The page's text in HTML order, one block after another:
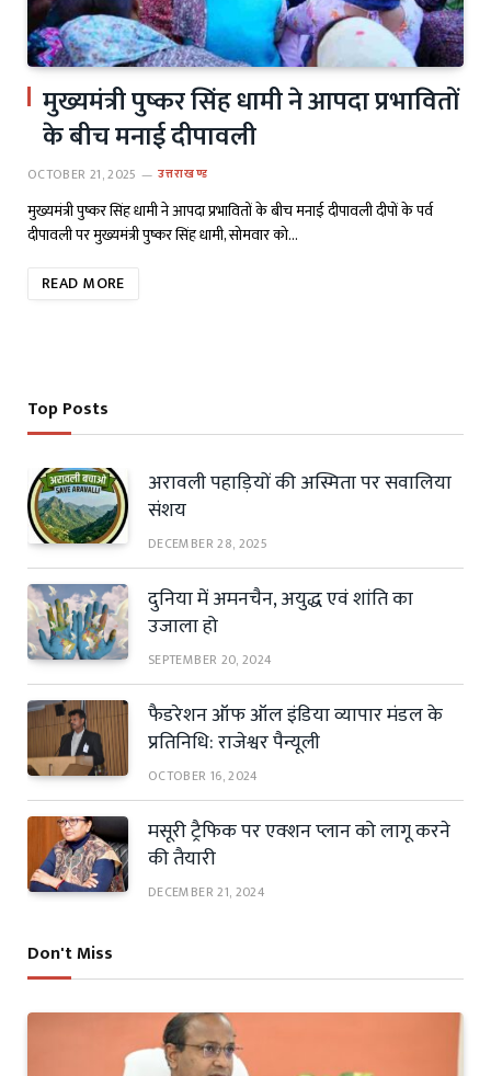
मुख्यमंत्री पुष्कर सिंह धामी ने आपदा प्रभावितों
के बीच मनाई दीपावली
OCTOBER 21, 2025 उत्तराखण्ड
मुख्यमंत्री पुष्कर सिंह धामी ने आपदा प्रभावितों के बीच मनाई दीपावली दीपों के पर्व
दीपावली पर मुख्यमंत्री पुष्कर सिंह धामी, सोमवार को…
READ MORE
Top Posts
अरावली पहाड़ियों की अस्मिता पर सवालिया
संशय
DECEMBER 28, 2025
दुनिया में अमनचैन, अयुद्ध एवं शांति का
उजाला हो
SEPTEMBER 20, 2024
फैडरेशन ऑफ ऑल इंडिया व्यापार मंडल के
प्रतिनिधि: राजेश्वर पैन्यूली
OCTOBER 16, 2024
मसूरी ट्रैफिक पर एक्शन प्लान को लागू करने
की तैयारी
DECEMBER 21, 2024
Don't Miss